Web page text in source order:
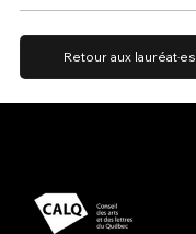
Retour aux lauréat·es